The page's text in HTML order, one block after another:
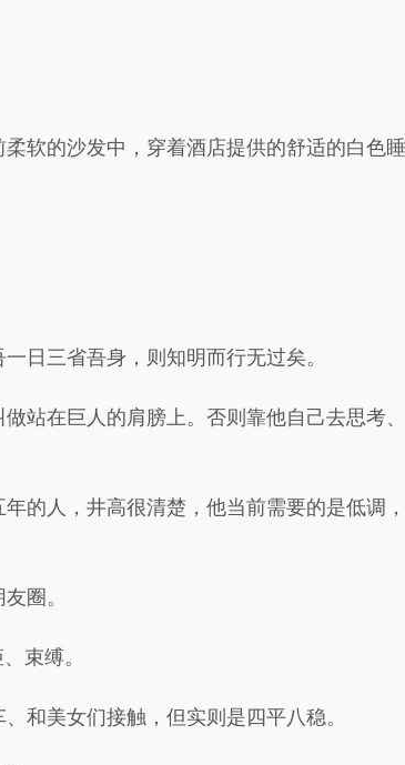
软的沙发中，穿着酒店提供的舒适的白色
日三省吾身，则知明而行无过矣。
站在巨人的肩膀上。否则靠他自己去思考
的人，井高很清楚，他当前需要的是低调
圈。
束缚。
和美女们接触，但实则是四平八稳。